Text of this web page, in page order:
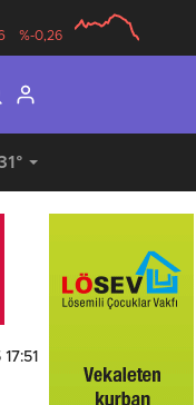
%-0,26